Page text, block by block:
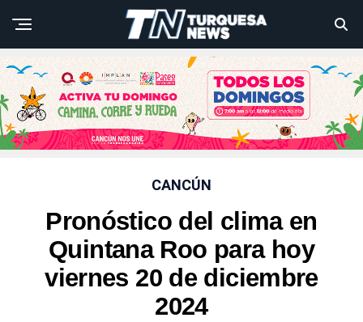
CANCÚN
Pronóstico del clima en
Quintana Roo para hoy
viernes 20 de diciembre
2024